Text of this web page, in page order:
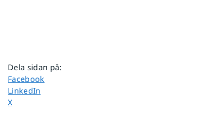
Dela sidan på:
Dela sidan på
Facebook
Dela sidan på
LinkedIn
Dela sidan på
X